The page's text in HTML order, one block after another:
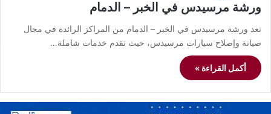
ورشة مرسيدس في الخبر – الدمام
تعد ورشة مرسيدس في الخبر – الدمام من المراكز الرائدة في مجال
صيانة وإصلاح سيارات مرسيدس، حيث تقدم خدمات شاملة…
أكمل القراءة »